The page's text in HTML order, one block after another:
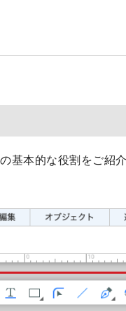
基本的な役割をご紹